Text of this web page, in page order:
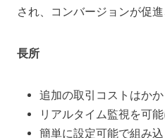
され、コンバージョンが促進
長所
追加の取引コストはか
リアルタイム監視を可
簡単に設定可能で組み